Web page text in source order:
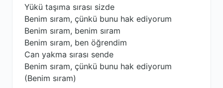
Yükü taşıma sırası sizde
Benim sıram, çünkü bunu hak ediyorum
Benim sıram, benim sıram
Benim sıram, ben öğrendim
Can yakma sırası sende
Benim sıram, çünkü bunu hak ediyorum
(Benim sıram)